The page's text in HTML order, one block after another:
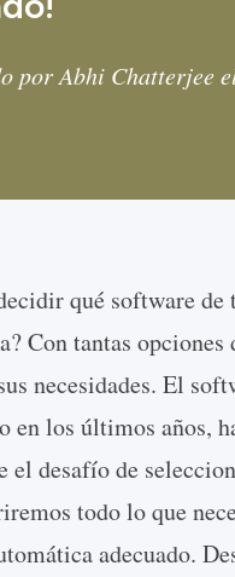
por Abhi Chatterjee
qué software
Con tantas
necesidades. El
en los últimos años,
el desafío de
todo lo que
adecuado.